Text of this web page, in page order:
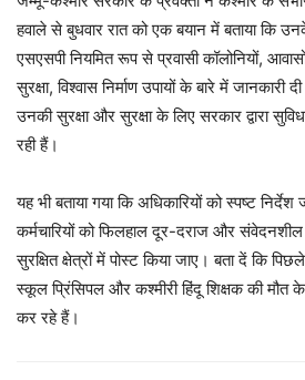
हवाले से बुधवार रात को एक बयान में बताया कि
एसएसपी नियमित रूप से प्रवासी कॉलोनियों,
सुरक्षा, विश्वास निर्माण उपायों के बारे में जानकारी
उनकी सुरक्षा और सुरक्षा के लिए सरकार द्वारा
रही हैं।
यह भी बताया गया कि अधिकारियों को स्पष्ट
कर्मचारियों को फिलहाल दूर-दराज और
सुरक्षित क्षेत्रों में पोस्ट किया जाए। बता दें कि
स्कूल प्रिंसिपल और कश्मीरी हिंदू शिक्षक की मौत
कर रहे हैं।